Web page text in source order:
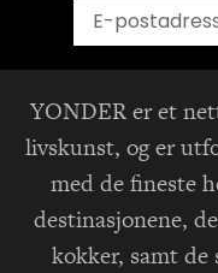
YONDER er et
livskunst, og er
med de fineste
destinasjonene,
kokker, samt